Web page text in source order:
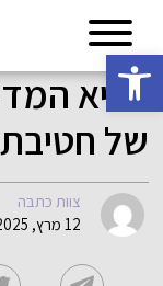
פתח סרגל נגישות
של חטיבת
צוות כתבה
12 מרץ, 2025 07:14